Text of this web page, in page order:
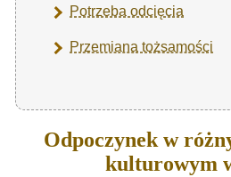
Potrzeba odcięcia
Przemiana tożsamości
Odpoczynek w
kulturowym